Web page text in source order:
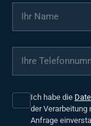
Ihr Name
Ihre
Ich habe die
der Verarbeitung
Anfrage